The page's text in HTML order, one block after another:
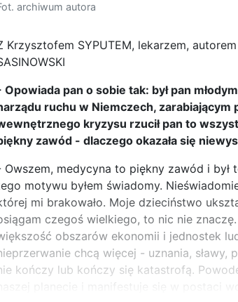
archiwum autora
Krzysztofem SYPUTEM, lekarzem,
Opowiada pan o sobie tak: był pan
ruchu w Niemczech, zarabiającym
kryzysu rzucił pan to
zawód - dlaczego okazała się
Owszem, medycyna to piękny zawód i
motywu byłem świadomy.
mi brakowało. Moje dzieciństwo
czegoś wielkiego, to nic nie
obszarów ekonomii i jednostek
chcą więcej - uznania,
kończy lub kończy się katastrofą.